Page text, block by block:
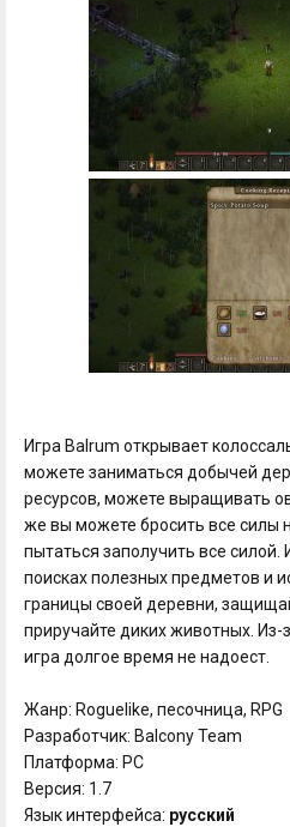
Игра Balrum открывает
можете заниматься добычей
ресурсов, можете выращивать
же вы можете бросить все силы
пытаться заполучить все силой.
поисках полезных предметов и
границы своей деревни,
приручайте диких животных.
игра долгое время не надоест.
Жанр: Roguelike, песочница, RPG
Разработчик: Balcony Team
Платформа: PC
Версия: 1.7
Язык интерфейса: русский